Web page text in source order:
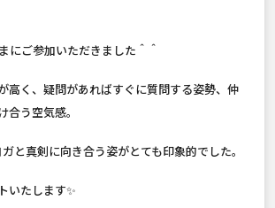
にご参加いただきました＾＾
高く、疑問があればすぐに質問する姿勢、仲
合う空気感。
と真剣に向き合う姿がとても印象的でした。
いたします✨